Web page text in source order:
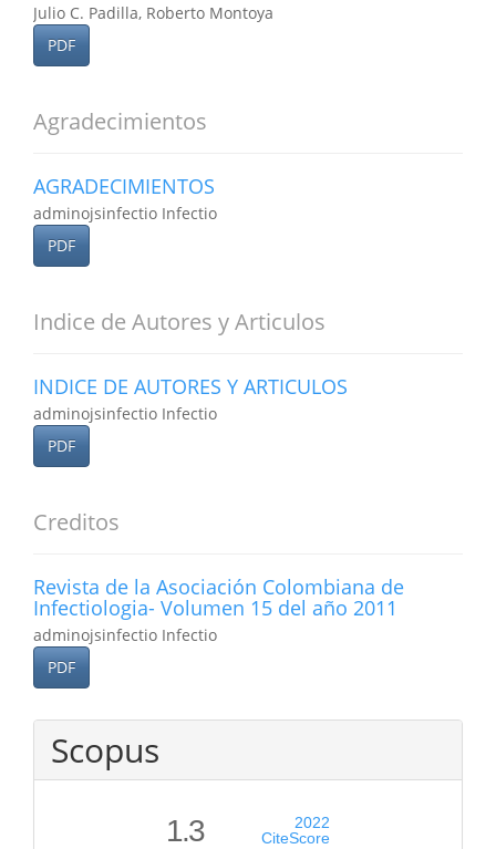
Julio C. Padilla, Roberto Montoya
PDF
Agradecimientos
AGRADECIMIENTOS
adminojsinfectio Infectio
PDF
Indice de Autores y Articulos
INDICE DE AUTORES Y ARTICULOS
adminojsinfectio Infectio
PDF
Creditos
Revista de la Asociación Colombiana de
Infectiologia- Volumen 15 del año 2011
adminojsinfectio Infectio
PDF
Scopus
1.3
2022
CiteScore